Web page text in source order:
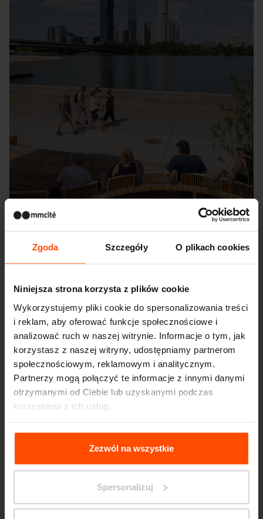
Zgoda Szczegóły O plikach cookies
Niniejsza strona korzysta z plików cookie
Wykorzystujemy pliki cookie do spersonalizowania treści
i reklam, aby oferować funkcje społecznościowe i
analizować ruch w naszej witrynie. Informacje o tym, jak
korzystasz z naszej witryny, udostępniamy partnerom
społecznościowym, reklamowym i analitycznym.
Partnerzy mogą połączyć te informacje z innymi danymi
otrzymanymi od Ciebie lub uzyskanymi podczas
korzystania z ich usług.
Więcej informacji można znaleźć na stroniePrinciples
Relating to the Processing Personal Data
Zezwól na wszystkie
Spersonalizuj
Seattle – Popup park